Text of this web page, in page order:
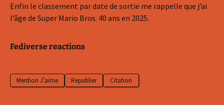
Enfin le classement par date de sortie me rappelle que j’ai
l’âge de Super Mario Bros. 40 ans en 2025.
Fediverse reactions
Mention J’aime Republier Citation